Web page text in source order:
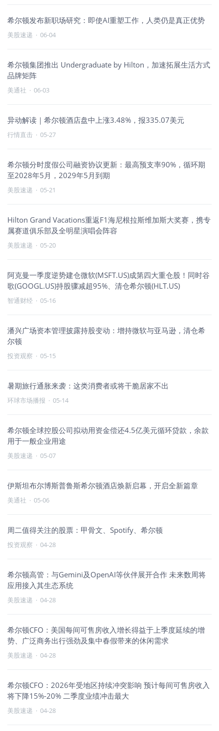
希尔顿发布新职场研究：即使AI重塑工作，人类仍是真正优势
美股速递 · 06-04
希尔顿集团推出 Undergraduate by Hilton，加速拓展生活方式
品牌矩阵
美通社 · 06-03
异动解读｜希尔顿酒店盘中上涨3.48%，报335.07美元
行情直击 · 05-27
希尔顿分时度假公司融资协议更新：最高预支率90%，循环期
至2028年5月，2029年5月到期
美股速递 · 05-21
Hilton Grand Vacations重返F1海尼根拉斯维加斯大奖赛，携专
属赛道俱乐部及全明星演唱会阵容
美股速递 · 05-20
阿克曼一季度逆势建仓微软(MSFT.US)成第四大重仓股！同时谷
歌(GOOGL.US)持股骤减超95%、清仓希尔顿(HLT.US)
智通财经 · 05-16
潘兴广场资本管理披露持股变动：增持微软与亚马逊，清仓希
尔顿
投资观察 · 05-15
暑期旅行通胀来袭：这类消费者或将干脆居家不出
环球市场播报 · 05-14
希尔顿全球控股公司拟动用资金偿还4.5亿美元循环贷款，余款
用于一般企业用途
美股速递 · 05-07
伊斯坦布尔博斯普鲁斯希尔顿酒店焕新启幕，开启全新篇章
美通社 · 05-06
周二值得关注的股票：甲骨文、Spotify、希尔顿
投资观察 · 04-28
希尔顿高管：与Gemini及OpenAI等伙伴展开合作 未来数周将
应用接入其生态系统
美股速递 · 04-28
希尔顿CFO：美国每间可售房收入增长得益于上季度延续的增
势、广泛商务出行强劲及集中春假带来的休闲需求
美股速递 · 04-28
希尔顿CFO：2026年受地区持续冲突影响 预计每间可售房收入
将下降15%-20% 二季度业绩冲击最大
美股速递 · 04-28